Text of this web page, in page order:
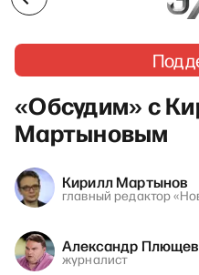
«Обсудим» с
Мартыновым
Кирилл Мартынов
главный редактор
Александр Плющев
журналист